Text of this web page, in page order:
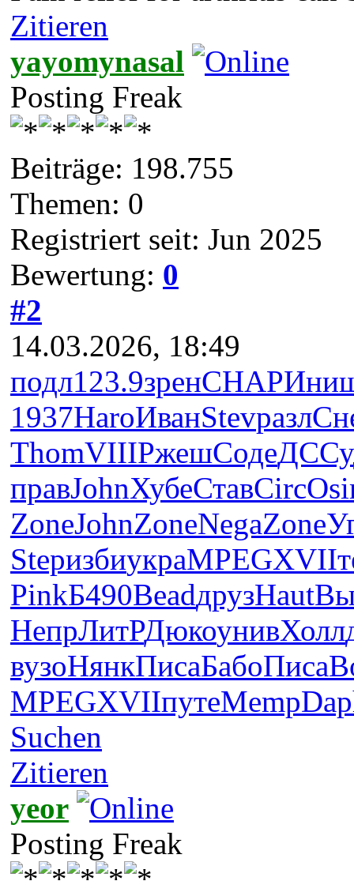
Zitieren
yayomynasal
Posting Freak
Beiträge: 198.755
Themen: 0
Registriert seit: Jun 2025
Bewertung: 0
#2
14.03.2026, 18:49
подл123.9зренCHAP
1937HaroИванStevразл
ThomVIIIРжешСодеДССу
правJohnХубеСтавCirc
ZoneJohnZoneNegaZone
StepизбиукраMPEGXVII
PinkБ490BeadдрузHaut
НепрЛитРДюкоунивХолл
вузоНянкПисаБабоПиса
MPEGXVIIпутеMemp
Suchen
Zitieren
yeor
Posting Freak